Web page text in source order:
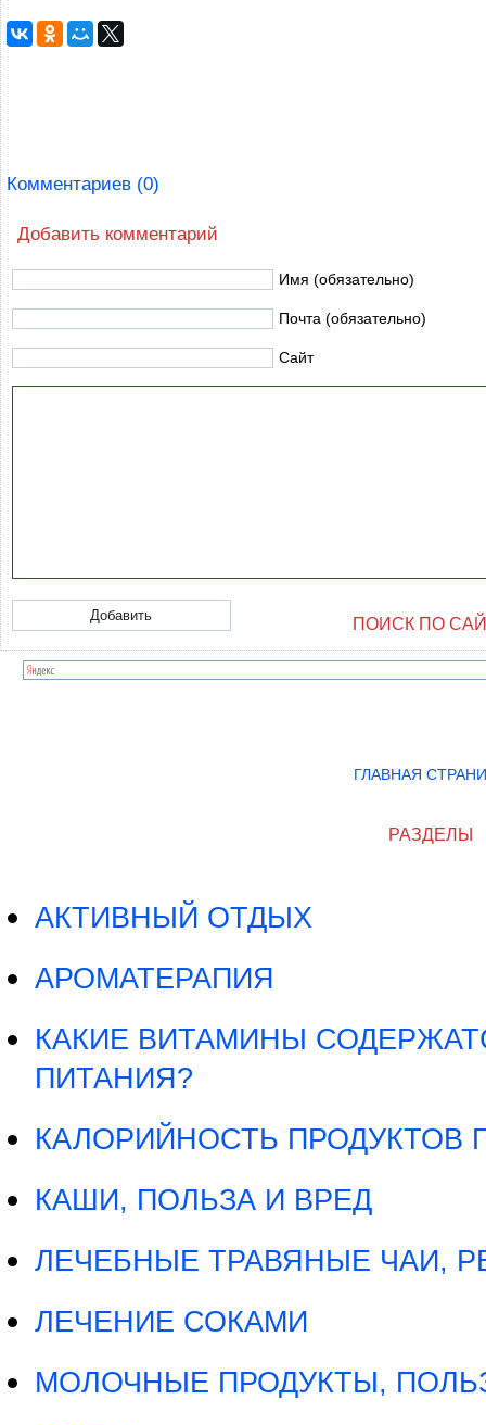
Комментариев (0)
Добавить комментарий
Имя (обязательно)
Почта (обязательно)
Сайт
ПОИСК ПО
ГЛАВНАЯ
РАЗДЕЛЫ
АКТИВНЫЙ ОТДЫХ
АРОМАТЕРАПИЯ
КАКИЕ ВИТАМИНЫ
ПИТАНИЯ?
КАЛОРИЙНОСТЬ ПРОДУКТОВ
КАШИ, ПОЛЬЗА И ВРЕД
ЛЕЧЕБНЫЕ ТРАВЯНЫЕ ЧАИ,
ЛЕЧЕНИЕ СОКАМИ
МОЛОЧНЫЕ ПРОДУКТЫ,